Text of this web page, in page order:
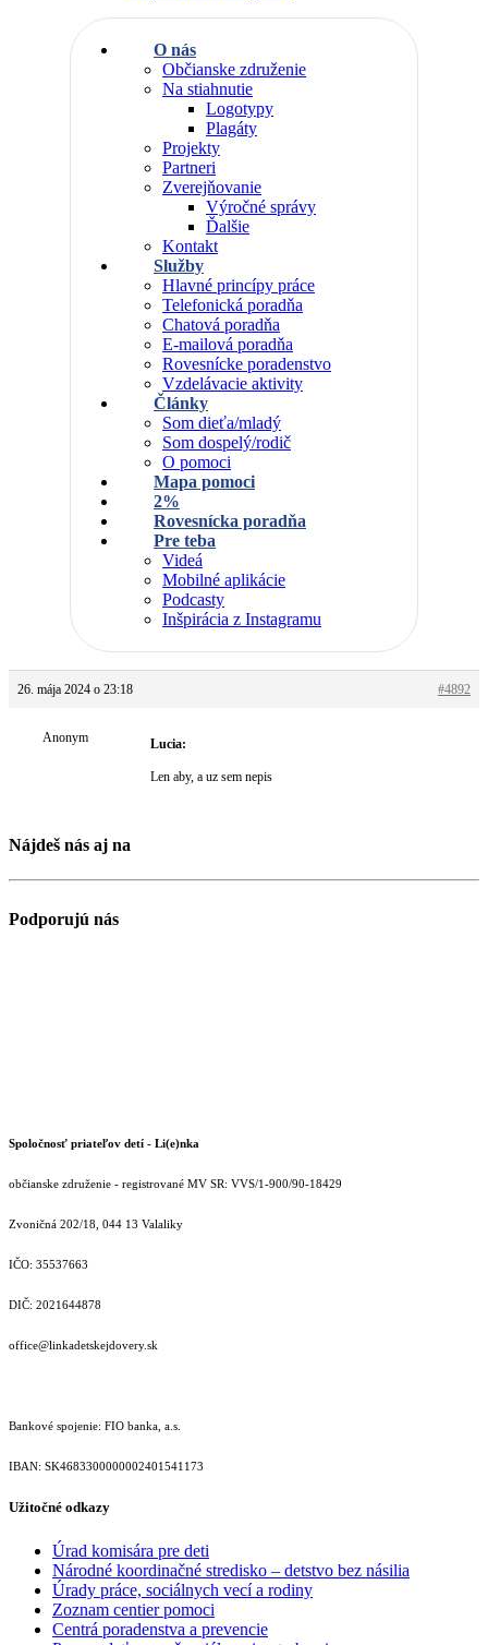
O nás
Občianske združenie
Na stiahnutie
Logotypy
Plagáty
Projekty
Partneri
Zverejňovanie
Výročné správy
Ďalšie
Kontakt
Služby
Hlavné princípy práce
Telefonická poradňa
Chatová poradňa
E-mailová poradňa
Rovesnícke poradenstvo
Vzdelávacie aktivity
Články
Som dieťa/mladý
Som dospelý/rodič
O pomoci
Mapa pomoci
2%
Rovesnícka poradňa
Pre teba
Videá
Mobilné aplikácie
Podcasty
Inšpirácia z Instagramu
26. mája 2024 o 23:18 #4892
Anonym Lucia:
Len aby, a uz sem nepis
Nájdeš nás aj na
Podporujú nás
Spoločnosť priateľov detí - Li(e)nka
občianske združenie - registrované MV SR: VVS/1-900/90-18429
Zvoničná 202/18, 044 13 Valaliky
IČO: 35537663
DIČ: 2021644878
office@linkadetskejdovery.sk
Bankové spojenie: FIO banka, a.s.
IBAN: SK46833000000­02401541173
Užitočné odkazy
Úrad komisára pre deti
Národné koordinačné stredisko – detstvo bez násilia
Úrady práce, sociálnych vecí a rodiny
Zoznam centier pomoci
Centrá poradenstva a prevencie